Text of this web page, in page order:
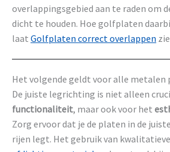
overlappingsgebied aan te raden om
dicht te houden. Hoe golfplaten
laat Golfplaten correct overlappen
Het volgende geldt voor alle metalen
De juiste legrichting is niet alleen
functionaliteit, maar ook voor het
Zorg ervoor dat je de platen in de
rijen legt. Het gebruik van kwalitatieve